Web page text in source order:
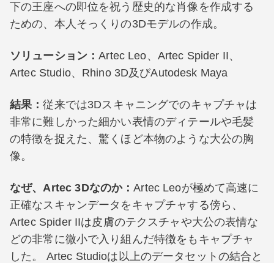
下の王座への即位を祝う歴史的な肖像を作成する
ための、本人そっくりの3Dモデルの作成。
ソリューション：Artec Leo、Artec Spider II、
Artec Studio、Rhino 3D及びAutodesk Maya
結果：従来では3Dスキャニングでのキャプチャは
非常に難しかった細かい表情のディテールや毛髪
の特徴を捉えた、驚くほど本物のような大公の胸
像。
なぜ、Artec 3Dなのか：Artec Leoが極めて高速に
正確なスキャンデータをキャプチャする傍ら、
Artec Spider IIは皮膚のテクスチャや大公の表情な
どの非常に微小で入り組んだ特徴をもキャプチャ
した。 Artec Studioは以上のデータセットの結合と